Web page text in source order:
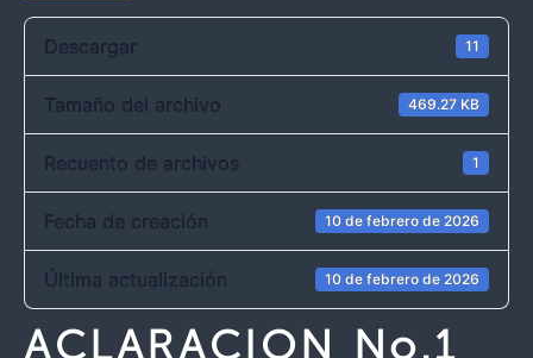
Descargar 11
Tamaño del archivo 469.27 KB
Recuento de archivos 1
Fecha de creación 10 de febrero de 2026
Última actualización 10 de febrero de 2026
ACLARACION No.1